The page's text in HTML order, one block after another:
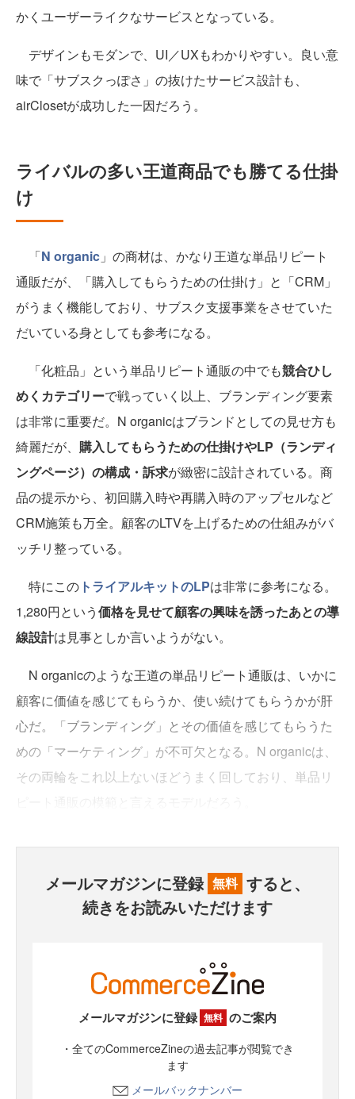
かくユーザーライクなサービスとなっている。
デザインもモダンで、UI／UXもわかりやすい。良い意
味で「サブスクっぽさ」の抜けたサービス設計も、
airClosetが成功した一因だろう。
ライバルの多い王道商品でも勝てる仕掛
け
「N organic 」の商材は、かなり王道な単品リピート
通販だが、「購入してもらうための仕掛け」と「CRM」
がうまく機能しており、サブスク支援事業をさせていた
だいている身としても参考になる。
「化粧品」という単品リピート通販の中でも競合ひし
めくカテゴリーで戦っていく以上、ブランディング要素
は非常に重要だ。N organicはブランドとしての見せ方も
綺麗だが、 購入してもらうための仕掛けやLP（ランディ
ングページ）の構成・訴求が緻密に設計されている。商
品の提示から、初回購入時や再購入時のアップセルなど
CRM施策も万全。顧客のLTVを上げるための仕組みがバ
ッチリ整っている。
特にこの トライアルキットのLPは非常に参考になる。
1,280円という価格を見せて顧客の興味を誘ったあとの導
線設計は見事としか言いようがない。
N organicのような王道の単品リピート通販は、いかに
顧客に価値を感じてもらうか、使い続けてもらうかが肝
心だ。「ブランディング」とその価値を感じてもらうた
めの「マーケティング」が不可欠となる。N organicは、
その両輪をこれ以上ないほどうまく回しており、単品リ
メールマガジンに登録 無料 すると、
続きをお読みいただけます
メールマガジンに登録 無料 のご案内
・全てのCommerceZineの過去記事が閲覧でき
ます
メールバックナンバー